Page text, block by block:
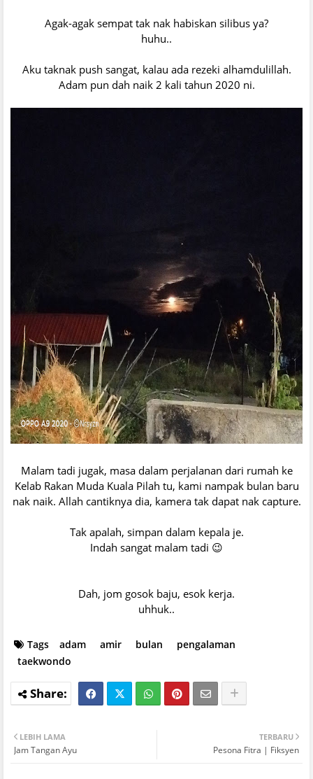
Agak-agak sempat tak nak habiskan silibus ya?
huhu..
Aku taknak push sangat, kalau ada rezeki alhamdulillah.
Adam pun dah naik 2 kali tahun 2020 ni.
Malam tadi jugak, masa dalam perjalanan dari rumah ke
Kelab Rakan Muda Kuala Pilah tu, kami nampak bulan baru
nak naik. Allah cantiknya dia, kamera tak dapat nak capture.
Tak apalah, simpan dalam kepala je.
Indah sangat malam tadi 😉
Dah, jom gosok baju, esok kerja.
uhhuk..
Tags adam amir bulan
pengalaman
taekwondo
TERBARU
Pesona Fitra | Fiksyen
LEBIH LAMA
Jam Tangan Ayu